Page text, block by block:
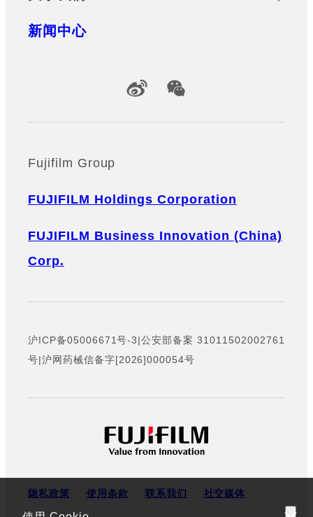
新闻中心
Official Social Media Accounts
Fujifilm Group
FUJIFILM Holdings Corporation
FUJIFILM Business Innovation (China)
Corp.
沪ICP备05006671号-3|公安部备案 31011502002761
号|沪网药械信备字[2026]000054号
隐私政策 使用条款 联系我们 社交媒体